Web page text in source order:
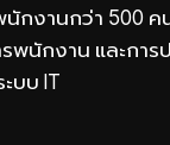
กงานกว่า 500 ค
พนักงาน และกา
บบ IT